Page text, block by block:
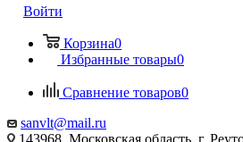
Войти
Корзина0
Избранные товары0
Сравнение товаров0
sanvlt@mail.ru
143968, Московская область, г.